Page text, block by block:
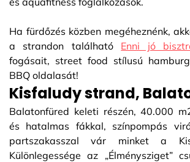
Ha fürdőzés közben megéheznénk,
a strandon található Enni jó
fogásait, street food stílusú
BBQ oldalasát!
Kisfaludy strand,
Balatonfüred keleti részén, 40.000
és hatalmas fákkal, színpompás
partszakasszal vár minket a
Különlegessége az „Élménysziget”